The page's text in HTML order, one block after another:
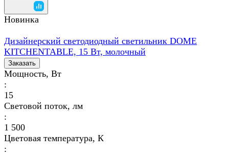
Новинка
Дизайнерский светодиодный светильник DOME
KITCHENTABLE, 15 Вт, молочный
Заказать
Мощность, Вт
:
15
Световой поток, лм
:
1 500
Цветовая температура, К
: